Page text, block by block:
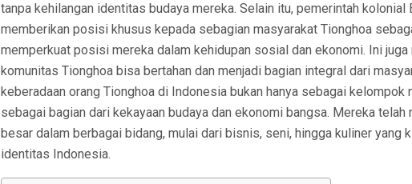
tanpa kehilangan identitas budaya mereka. Selain itu, pemerintah kolonial
memberikan posisi khusus kepada sebagian masyarakat Tionghoa
memperkuat posisi mereka dalam kehidupan sosial dan ekonomi. Ini juga
komunitas Tionghoa bisa bertahan dan menjadi bagian integral dari
keberadaan orang Tionghoa di Indonesia bukan hanya sebagai kelompok
sebagai bagian dari kekayaan budaya dan ekonomi bangsa. Mereka
besar dalam berbagai bidang, mulai dari bisnis, seni, hingga kuliner yang
identitas Indonesia.